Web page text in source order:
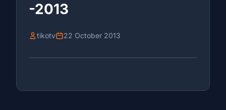
-2013
tikotv 22 October 2013